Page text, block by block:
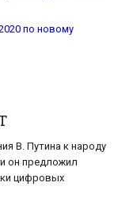
по новому
В. Путина к народу
он предложил
цифровых